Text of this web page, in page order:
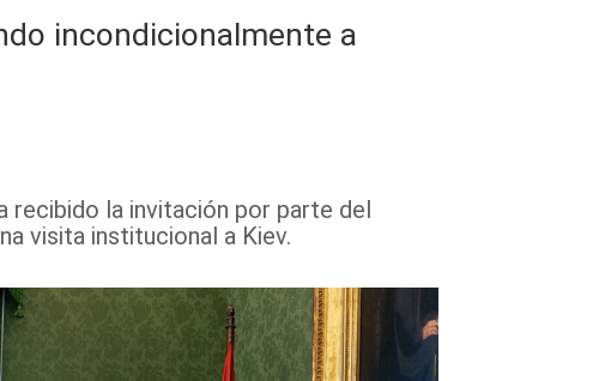
incondicionalmente a
recibido la invitación por parte del
visita institucional a Kiev.